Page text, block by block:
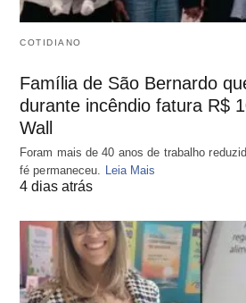
COTIDIANO
Família de São Bernardo
durante incêndio fatura R$
Wall
Foram mais de 40 anos de trabalho
fé permaneceu. Leia Mais
4 dias atrás